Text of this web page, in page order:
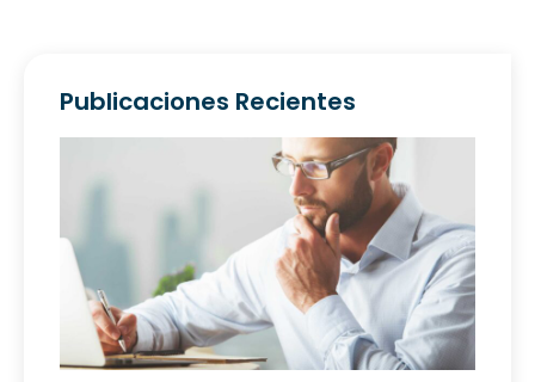
Publicaciones Recientes